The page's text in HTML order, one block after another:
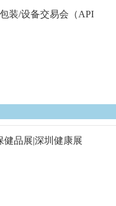
装/设备交易会（API
健品展|深圳健康展